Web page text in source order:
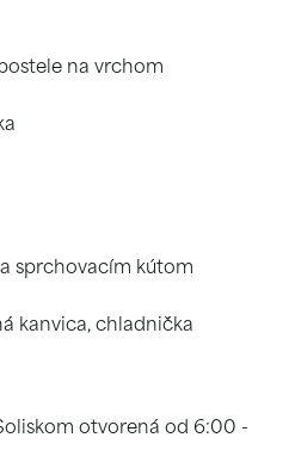
na vrchom
sprchovacím kútom
kanvica, chladnička
otvorená od 6:00 -